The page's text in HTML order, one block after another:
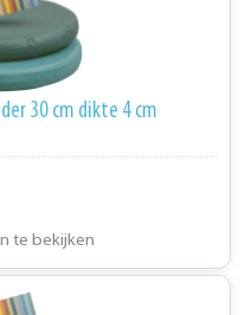
30 cm dikte 4 cm
te bekijken